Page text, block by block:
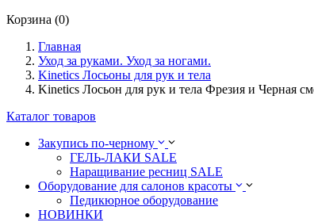
Корзина (0)
Главная
Уход за руками. Уход за ногами.
Kinetics Лосьоны для рук и тела
Kinetics Лосьон для рук и тела Фрезия и Черная
Каталог товаров
Закупись по-черному
ГЕЛЬ-ЛАКИ SALE
Наращивание ресниц SALE
Оборудование для салонов красоты
Педикюрное оборудование
НОВИНКИ